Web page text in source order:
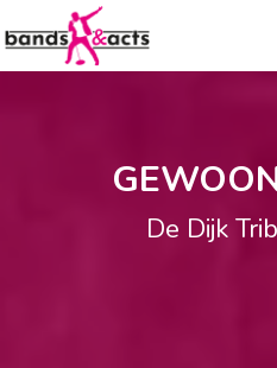
De Dijk